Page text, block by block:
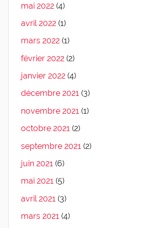
mai 2022 (4)
avril 2022 (1)
mars 2022 (1)
février 2022 (2)
janvier 2022 (4)
décembre 2021 (3)
novembre 2021 (1)
octobre 2021 (2)
septembre 2021 (2)
juin 2021 (6)
mai 2021 (5)
avril 2021 (3)
mars 2021 (4)